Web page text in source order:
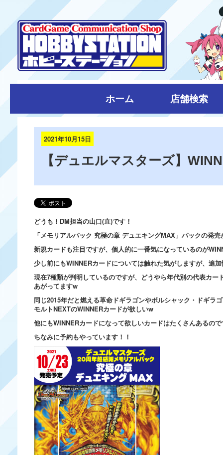
ホーム 店舗検索
2021年10月15日
【デュエルマスターズ】
どうも！DM担当の山口(直)です！
「メモリアルパック 究極の章 デュエキングMAX」パックの発
新規カードも注目ですが、個人的に一番気になっているのが
少し前にもWINNERカードについては触れた気がしますが、追
現在7種類が判明しているのですが、どうやら年代別の代表カ
あがってますw
同じ2015年だと燃える革命ドギラゴンやボルシャック・ドギ
モルトNEXTのWINNERカードが欲しいw
他にもWINNERカードになって欲しいカードはたくさんあるの
ちなみに予約もやっています！！